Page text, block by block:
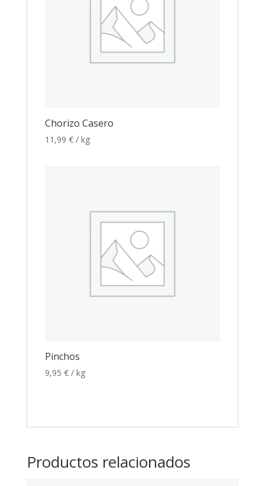
Chorizo Casero
11,99 € / kg
Pinchos
9,95 € / kg
Productos relacionados